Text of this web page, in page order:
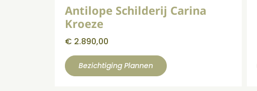
Antilope Schilderij Carina
Kroeze
€ 2.890,00
Bezichtiging Plannen